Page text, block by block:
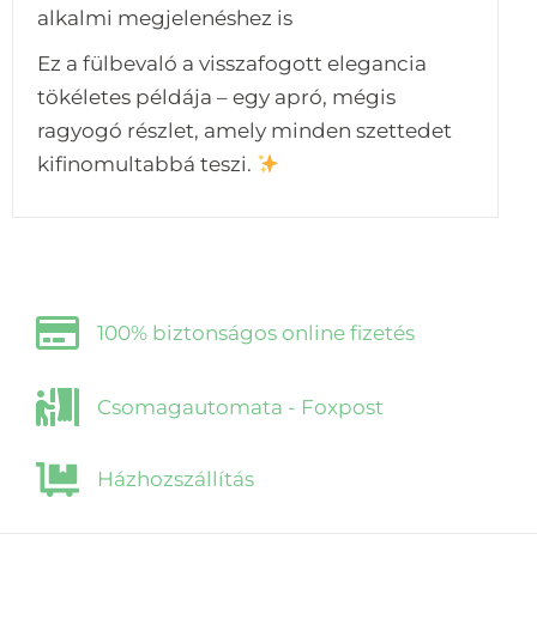
alkalmi megjelenéshez is
Ez a fülbevaló a visszafogott elegancia
tökéletes példája – egy apró, mégis
ragyogó részlet, amely minden szettedet
kifinomultabbá teszi.
100% biztonságos online fizetés
Csomagautomata - Foxpost
Házhozszállítás